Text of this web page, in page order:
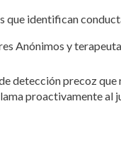
que identifican
Anónimos y
detección precoz
proactivamente al